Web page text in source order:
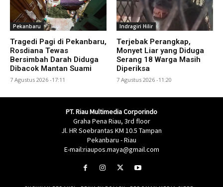
Pekanbaru
Tragedi Pagi di Pekanbaru,
Rosdiana Tewas
Bersimbah Darah Diduga
Dibacok Mantan Suami
7 Agustus 2026 -17:11
Indragiri Hilir
Terjebak Perangkap,
Monyet Liar yang Diduga
Serang 18 Warga Masih
Diperiksa
7 Agustus 2026 -11:20
PT. Riau Multimedia Corporindo
Graha Pena Riau, 3rd floor
Jl. HR Soebrantas KM 10.5 Tampan
Pekanbaru - Riau
E-mail:riaupos.maya@gmail.com